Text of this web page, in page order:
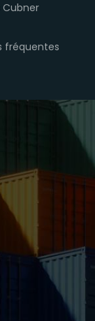
fréquentes